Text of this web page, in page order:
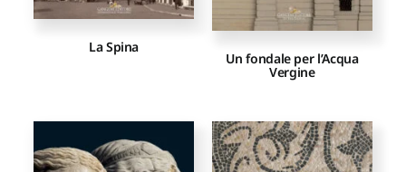
Newsletter
La Spina
Un fondale per l’Acqua
Vergine